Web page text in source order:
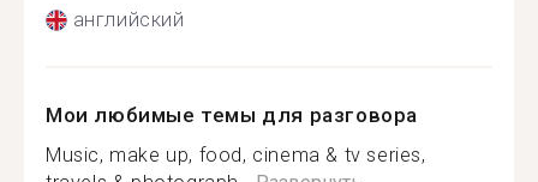
английский
Мои любимые темы для разговора
Music, make up, food, cinema & tv series,